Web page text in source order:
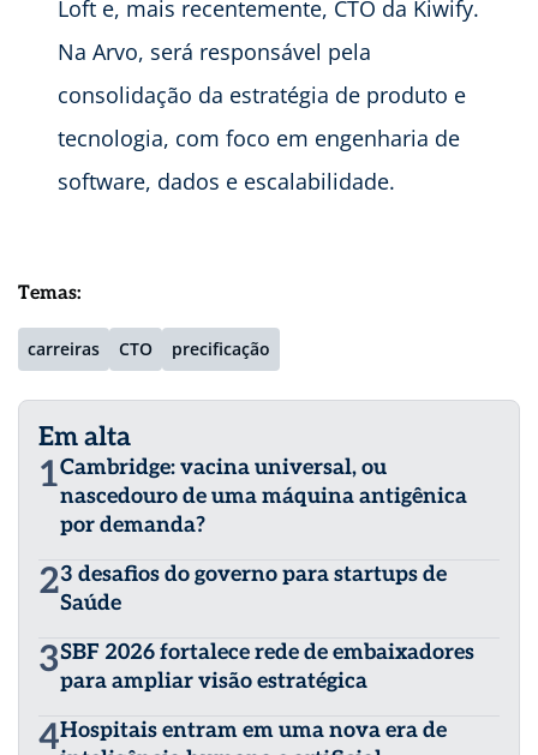
Loft e, mais recentemente, CTO da Kiwify.
Na Arvo, será responsável pela
consolidação da estratégia de produto e
tecnologia, com foco em engenharia de
software, dados e escalabilidade.
Temas:
carreiras CTO precificação
Em alta
1Cambridge: vacina universal, ou
nascedouro de uma máquina antigênica
por demanda?
23 desafios do governo para startups de
Saúde
3SBF 2026 fortalece rede de embaixadores
para ampliar visão estratégica
4Hospitais entram em uma nova era de